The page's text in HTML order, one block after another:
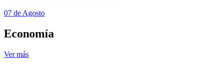
07 de Agosto
Economía
Ver más